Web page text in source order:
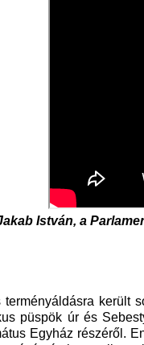
István, a
terményáldásra került
püspök úr és
Egyház részéről.